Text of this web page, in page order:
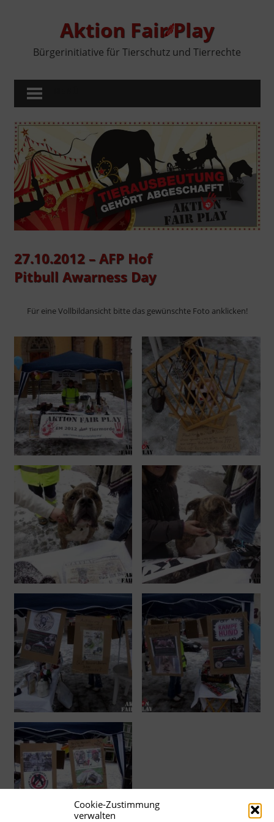
Cookie-Zustimmung
verwalten
Aktion Fair Play
Bürgerinitiative für Tierschutz und Tierrechte
27.10.2012 – AFP Hof
Pitbull Awarness Day
Für eine Vollbildansicht bitte das gewünschte Foto anklicken!